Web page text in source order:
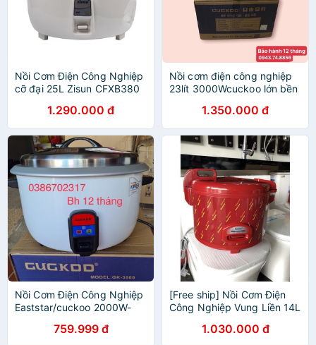
Nồi Cơm Điện Công Nghiệp
cỡ đại 25L Zisun CFXB380
1.290.000 đ
Nồi cơm điện công nghiệp
23lít 3000Wcuckoo lớn bền
1.350.000 đ
Nồi Cơm Điện Công Nghiệp
Eaststar/cuckoo 2000W-
759.999 đ
[Free ship] Nồi Cơm Điện
Công Nghiệp Vung Liền 14L
1.030.000 đ